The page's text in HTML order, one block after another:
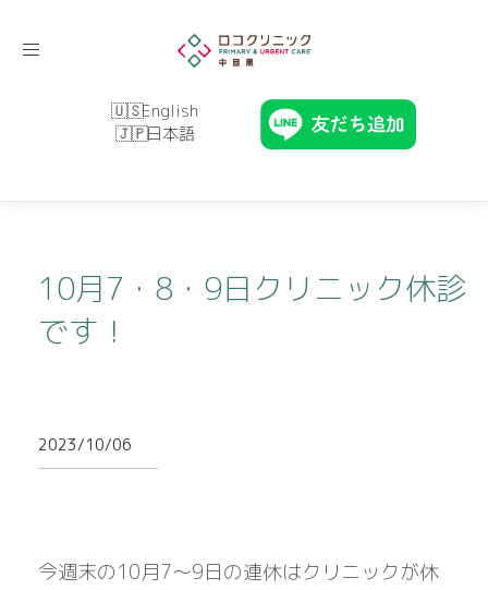
Toggle
English
日本語
10月7・8・9日クリニック休診
です！
2023/10/06
今週末の10月7〜9日の連休はクリニックが休